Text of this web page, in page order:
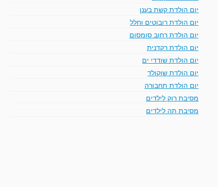
יום הולדת קשת בענן
יום הולדת רובוטים וחלל
יום הולדת רחוב סומסום
יום הולדת רקדנית
יום הולדת שודדי ים
יום הולדת שוקולד
יום הולדת תחבורה
מסיבת רוק לילדים
מסיבת תה לילדים